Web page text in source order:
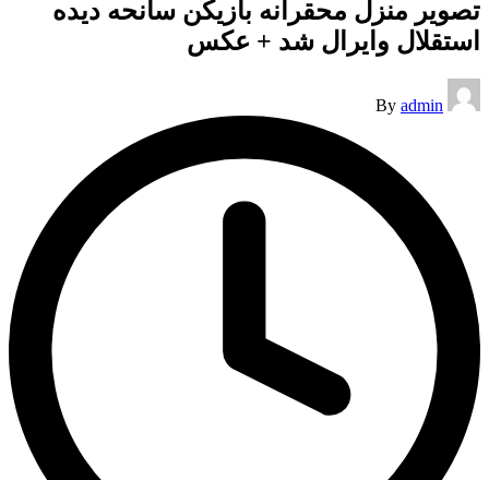
تصویر منزل محقرانه بازیکن سانحه دیده
استقلال وایرال شد + عکس
Posted
by
By admin